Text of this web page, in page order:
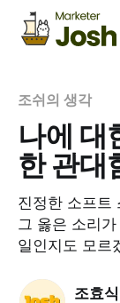
조쉬의 생각
나에 대
한 관대
진정한 소프트
그 옳은 소리
일인지도 모르
조효